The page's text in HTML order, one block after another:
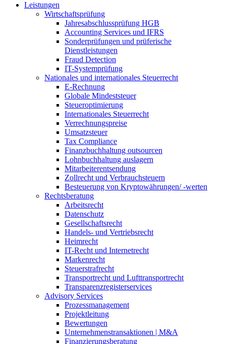
Leistungen
Wirtschaftsprüfung
Jahresabschlussprüfung HGB
Accounting Services und IFRS
Sonderprüfungen und prüferische
Dienstleistungen
Fraud Detection
IT-Systemprüfung
Nationales und internationales Steuerrecht
E-Rechnung
Globale Mindeststeuer
Steueroptimierung
Internationales Steuerrecht
Verrechnungspreise
Umsatzsteuer
Tax Compliance
Finanzbuchhaltung outsourcen
Lohnbuchhaltung auslagern
Mitarbeiterentsendung
Zollrecht und Verbrauchsteuern
Besteuerung von Kryptowährungen/ -werten
Rechtsberatung
Arbeitsrecht
Datenschutz
Gesellschaftsrecht
Handels- und Vertriebsrecht
Heimrecht
IT-Recht und Internetrecht
Markenrecht
Steuerstrafrecht
Transportrecht und Lufttransportrecht
Transparenzregisterservices
Advisory Services
Prozessmanagement
Projektleitung
Bewertungen
Unternehmenstransaktionen | M&A
Finanzierungsberatung